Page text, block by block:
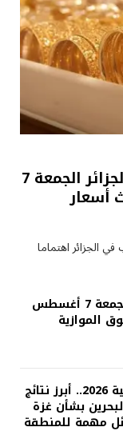
ارتفاع أسعار الذهب اليوم في الجزائر الجمعة 7
أسعار
الجزائر اهتماما
أسعار الدولار اليوم الجمعة 7 أغسطس
القمة المصرية البحرينية 2026.. أبرز نتائج
بشأن غزة
مهمة للمنطقة